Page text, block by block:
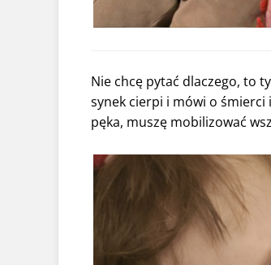
Nie chcę pytać dlaczego, to
synek cierpi i mówi o śmierci
pęka, muszę mobilizować